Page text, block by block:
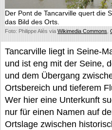
Der Pont de Tancarville quert die
das Bild des Orts.
Foto: Philippe Alès via Wikimedia Commons
Tancarville liegt in Seine-
und ist eng mit der Seine,
und dem Übergang
Ortsbereich und tieferem
Wer hier eine Unterkunft
nur für einen Namen auf
Ortslage zwischen